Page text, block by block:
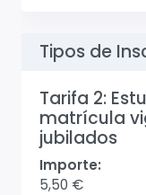
Tipos de
Tarifa 2:
matrícula
jubilados
Importe:
5,50 €